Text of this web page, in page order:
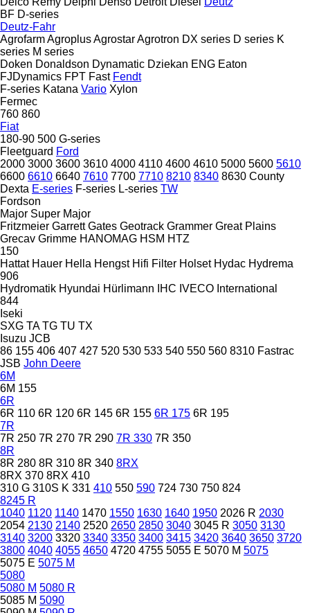
BF D-series
Deutz-Fahr
AgrofarmAgroplusAgrostarAgrotron DX series D series K
series M series
Doken Donaldson Dynamatic Dziekan ENG Eaton
FJDynamics FPT Fast Fendt
F-series Katana Vario Xylon
Fermec
760 860
Fiat
180-90 500 G-series
Fleetguard Ford
2000 3000 3600 3610 4000 4110 4600 4610 5000 5600 5610
6600 6610 6640 7610 7700 7710 8210 8340 8630 County
Dexta E-series F-series L-series TW
Fordson
Major Super Major
Fritzmeier Garrett Gates Geotrack Grammer Great Plains
Grecav Grimme HANOMAG HSM HTZ
150
Hattat Hauer Hella Hengst Hifi Filter Holset Hydac Hydrema
906
Hydromatik Hyundai Hürlimann IHC IVECO International
844
Iseki
SXG TA TG TU TX
Isuzu JCB
86 155 406 407 427 520 530 533 540 550 560 8310 Fastrac
JSB John Deere
6M
6M 155
6R
6R 110 6R 120 6R 145 6R 155 6R 175 6R 195
7R
7R 250 7R 270 7R 290 7R 330 7R 350
8R
8R 280 8R 310 8R 340 8RX
8RX 370 8RX 410
310 G 310S K 331 410 550 590 724 730 750 824
8245 R
1040 1120 1140 1470 1550 1630 1640 1950 2026 R 2030
2054 2130 2140 2520 2650 2850 3040 3045 R 3050 3130
3140 3200 3320 3340 3350 3400 3415 3420 3640 3650 3720
3800 4040 4055 4650 4720 4755 5055 E 5070 M 5075
5075 E 5075 M
5080
5080 M 5080 R
5085 M 5090